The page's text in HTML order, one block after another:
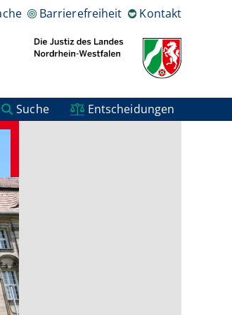
Barrierefreiheit Kontakt
Suche Entscheidungen